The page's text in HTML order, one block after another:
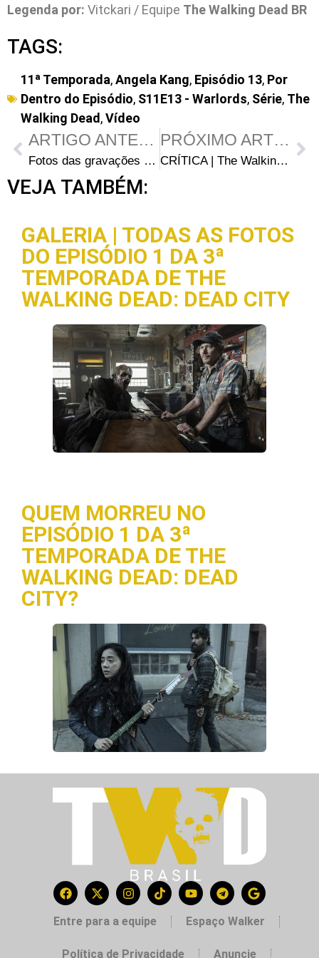
Legenda por: Vitckari / Equipe The Walking Dead BR
TAGS:
11ª Temporada,Angela Kang, Episódio 13, Por
Dentro do Episódio, S11E13 - Warlords, Série, The
Walking Dead ,Vídeo
ARTIGO ANTERIOR
Fotos das gravações do último episódio de The Walking Dead revelam quais personagens ainda estão vivos
PRÓXIMO ARTIGO
CRÍTICA | The Walking Dead S11E13 – “Warlords”: Lobo atrás da porta
VEJA TAMBÉM:
GALERIA | TODAS AS FOTOS
DO EPISÓDIO 1 DA 3ª
TEMPORADA DE THE
WALKING DEAD: DEAD CITY
QUEM MORREU NO
EPISÓDIO 1 DA 3ª
TEMPORADA DE THE
WALKING DEAD: DEAD
CITY?
Entre para a equipe Espaço Walker
Política de Privacidade Anuncie